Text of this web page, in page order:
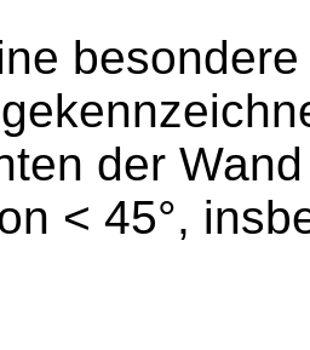
der
< 45°,